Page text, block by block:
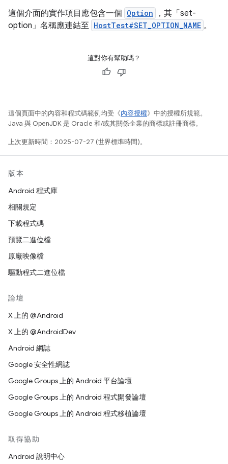
這個介面的實作項目應包含一個 Option
，其「set-
option」名稱應連結至 HostTest#SET_OPTION_NAME 。
這對你有幫助嗎？
這個頁面中的內容和程式碼範例均受《內容授權》中的授權所規範。
Java 與 OpenJDK 是 Oracle 和/或其關係企業的商標或註冊商標。
上次更新時間：2025-07-27 (世界標準時間)。
版本
Android 程式庫
相關規定
下載程式碼
預覽二進位檔
原廠映像檔
驅動程式二進位檔
論壇
X 上的 @Android
X 上的 @AndroidDev
Android 網誌
Google 安全性網誌
Google Groups 上的 Android 平台論壇
Google Groups 上的 Android 程式開發論壇
Google Groups 上的 Android 程式移植論壇
取得協助
Android 說明中心